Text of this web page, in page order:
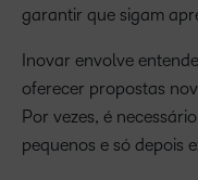
garantir que sigam
Inovar envolve
oferecer propostas
Por vezes, é
pequenos e só depois